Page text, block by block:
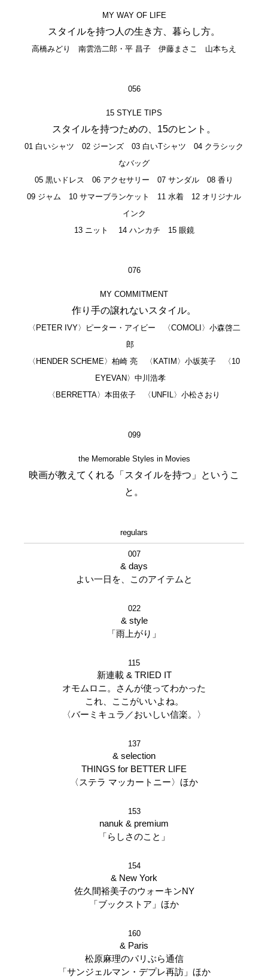
MY WAY OF LIFE
スタイルを持つ人の生き方、暮らし方。
高橋みどり 南雲浩二郎・平 昌子 伊藤まさこ 山本ちえ
056
15 STYLE TIPS
スタイルを持つための、15のヒント。
01 白いシャツ 02 ジーンズ 03 白いTシャツ 04 クラシック
なバッグ
05 黒いドレス 06 アクセサリー 07 サンダル 08 香り
09 ジャム 10 サマーブランケット 11 水着 12 オリジナル
インク
13 ニット 14 ハンカチ 15 眼鏡
076
MY COMMITMENT
作り手の譲れないスタイル。
〈PETER IVY〉ピーター・アイビー 〈COMOLI〉小森啓二
郎
〈HENDER SCHEME〉柏崎 亮 〈KATIM〉小坂英子 〈10
EYEVAN〉中川浩孝
〈BERRETTA〉本田依子 〈UNFIL〉小松さおり
099
the Memorable Styles in Movies
映画が教えてくれる「スタイルを持つ」というこ
と。
regulars
007
& days
よい一日を、このアイテムと
022
& style
「雨上がり」
115
新連載 & TRIED IT
オモムロニ。さんが使ってわかった
これ、ここがいいよね。
〈バーミキュラ／おいしい信楽。〉
137
& selection
THINGS for BETTER LIFE
〈ステラ マッカートニー〉ほか
153
nanuk & premium
「らしさのこと」
154
& New York
佐久間裕美子のウォーキンNY
「ブックストア」ほか
160
& Paris
松原麻理のパリぶら通信
「サンジェルマン・デプレ再訪」ほか